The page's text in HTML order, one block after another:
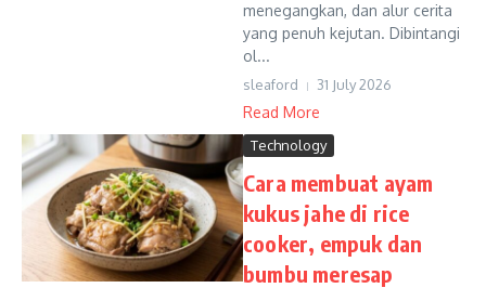
menegangkan, dan alur cerita
yang penuh kejutan. Dibintangi
ol...
sleaford 31 July 2026
Read More
Technology
Cara membuat ayam
kukus jahe di rice
cooker, empuk dan
bumbu meresap